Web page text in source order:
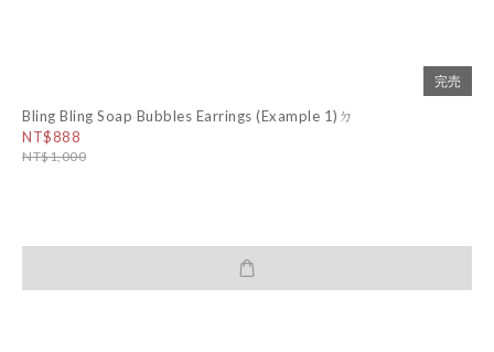
完売
Bling Bling Soap Bubbles Earrings (Example 1)ㄉ
NT$888
NT$1,000